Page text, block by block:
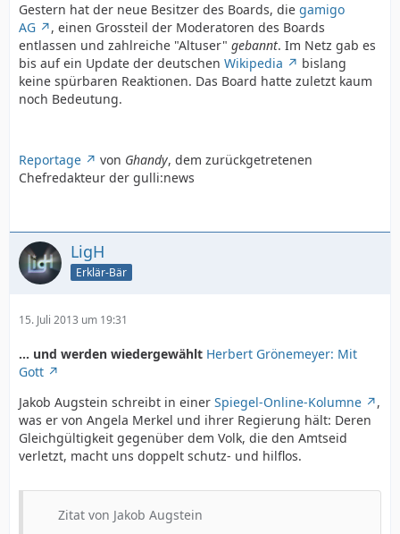
Gestern hat der neue Besitzer des Boards, die gamigo
AG
, einen Grossteil der Moderatoren des Boards
entlassen und zahlreiche "Altuser" gebannt. Im Netz gab es
bis auf ein Update der deutschen Wikipedia
bislang
keine spürbaren Reaktionen. Das Board hatte zuletzt kaum
noch Bedeutung.
Reportage von Ghandy, dem zurückgetretenen
Chefredakteur der gulli:news
LigH
Erklär-Bär
15. Juli 2013 um 19:31
... und werden wiedergewählt Herbert Grönemeyer: Mit
Gott
Jakob Augstein schreibt in einer Spiegel-Online-Kolumne
,
was er von Angela Merkel und ihrer Regierung hält: Deren
Gleichgültigkeit gegenüber dem Volk, die den Amtseid
verletzt, macht uns doppelt schutz- und hilflos.
Zitat von Jakob Augstein